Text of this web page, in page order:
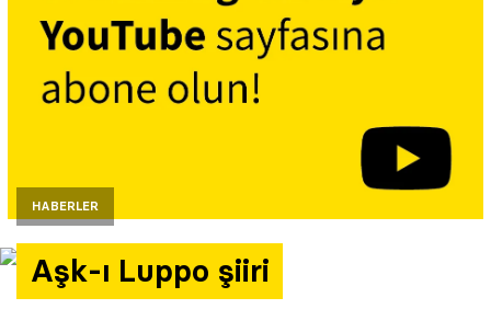
HABERLER
Aşk-ı Luppo şiiri
Etkinlikler
Yazarlar
Araştırma